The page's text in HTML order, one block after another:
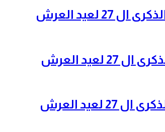
العرش
العرش
العرش